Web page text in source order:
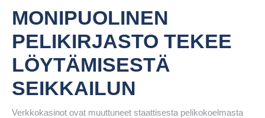
MONIPUOLINEN
PELIKIRJASTO TEKEE
LÖYTÄMISESTÄ
SEIKKAILUN
Verkkokasinot ovat muuttuneet staattisesta pelikokoelmasta